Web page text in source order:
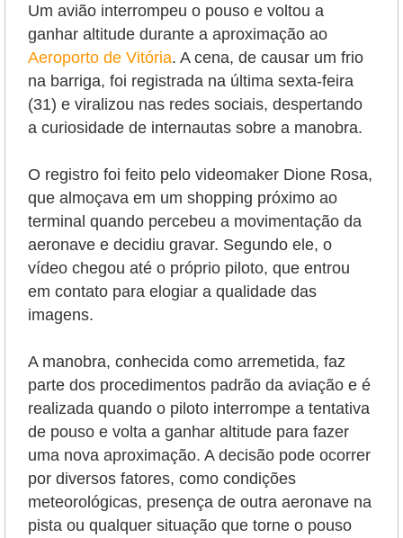
Um avião interrompeu o pouso e voltou a
ganhar altitude durante a aproximação ao
Aeroporto de Vitória. A cena, de causar um frio
na barriga, foi registrada na última sexta-feira
(31) e viralizou nas redes sociais, despertando
a curiosidade de internautas sobre a manobra.
O registro foi feito pelo videomaker Dione Rosa,
que almoçava em um shopping próximo ao
terminal quando percebeu a movimentação da
aeronave e decidiu gravar. Segundo ele, o
vídeo chegou até o próprio piloto, que entrou
em contato para elogiar a qualidade das
imagens.
A manobra, conhecida como arremetida, faz
parte dos procedimentos padrão da aviação e é
realizada quando o piloto interrompe a tentativa
de pouso e volta a ganhar altitude para fazer
uma nova aproximação. A decisão pode ocorrer
por diversos fatores, como condições
meteorológicas, presença de outra aeronave na
pista ou qualquer situação que torne o pouso